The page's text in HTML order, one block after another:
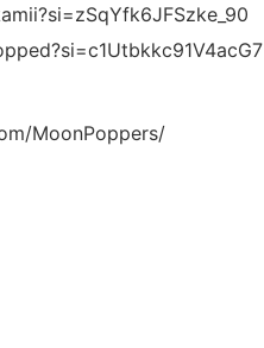
MoonPoppers/